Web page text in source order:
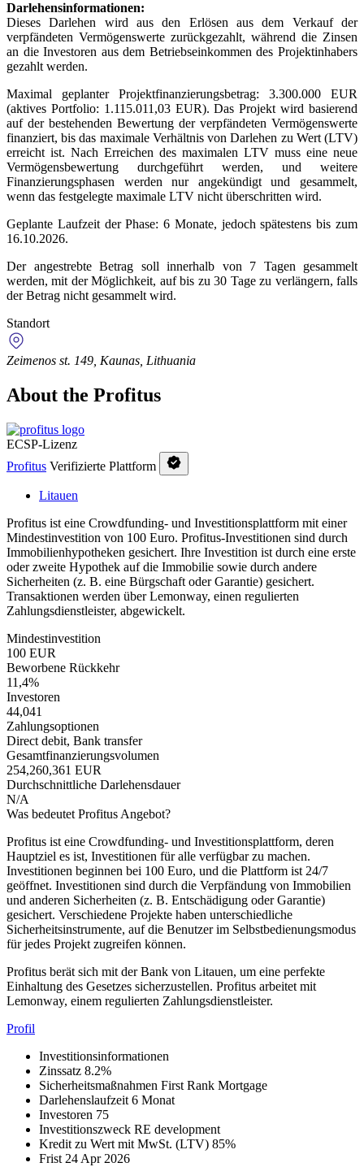
Darlehensinformationen:
Dieses Darlehen wird aus den Erlösen aus dem Verkauf der
verpfändeten Vermögenswerte zurückgezahlt, während die Zinsen
an die Investoren aus dem Betriebseinkommen des Projektinhabers
gezahlt werden.
Maximal geplanter Projektfinanzierungsbetrag: 3.300.000 EUR
(aktives Portfolio: 1.115.011,03 EUR). Das Projekt wird basierend
auf der bestehenden Bewertung der verpfändeten Vermögenswerte
finanziert, bis das maximale Verhältnis von Darlehen zu Wert (LTV)
erreicht ist. Nach Erreichen des maximalen LTV muss eine neue
Vermögensbewertung durchgeführt werden, und weitere
Finanzierungsphasen werden nur angekündigt und gesammelt,
wenn das festgelegte maximale LTV nicht überschritten wird.
Geplante Laufzeit der Phase: 6 Monate, jedoch spätestens bis zum
16.10.2026.
Der angestrebte Betrag soll innerhalb von 7 Tagen gesammelt
werden, mit der Möglichkeit, auf bis zu 30 Tage zu verlängern, falls
der Betrag nicht gesammelt wird.
Standort
Zeimenos st. 149, Kaunas, Lithuania
About the Profitus
ECSP-Lizenz
Profitus Verifizierte Plattform
Litauen
Profitus ist eine Crowdfunding- und Investitionsplattform mit einer
Mindestinvestition von 100 Euro. Profitus-Investitionen sind durch
Immobilienhypotheken gesichert. Ihre Investition ist durch eine erste
oder zweite Hypothek auf die Immobilie sowie durch andere
Sicherheiten (z. B. eine Bürgschaft oder Garantie) gesichert.
Transaktionen werden über Lemonway, einen regulierten
Zahlungsdienstleister, abgewickelt.
Mindestinvestition
100 EUR
Beworbene Rückkehr
11,4%
Investoren
44,041
Zahlungsoptionen
Direct debit, Bank transfer
Gesamtfinanzierungsvolumen
254,260,361 EUR
Durchschnittliche Darlehensdauer
N/A
Was bedeutet Profitus Angebot?
Profitus ist eine Crowdfunding- und Investitionsplattform, deren
Hauptziel es ist, Investitionen für alle verfügbar zu machen.
Investitionen beginnen bei 100 Euro, und die Plattform ist 24/7
geöffnet. Investitionen sind durch die Verpfändung von Immobilien
und anderen Sicherheiten (z. B. Entschädigung oder Garantie)
gesichert. Verschiedene Projekte haben unterschiedliche
Sicherheitsinstrumente, auf die Benutzer im Selbstbedienungsmodus
für jedes Projekt zugreifen können.
Profitus berät sich mit der Bank von Litauen, um eine perfekte
Einhaltung des Gesetzes sicherzustellen. Profitus arbeitet mit
Lemonway, einem regulierten Zahlungsdienstleister.
Profil
Investitionsinformationen
Zinssatz 8.2%
Sicherheitsmaßnahmen First Rank Mortgage
Darlehenslaufzeit 6 Monat
Investoren 75
Investitionszweck RE development
Kredit zu Wert mit MwSt. (LTV) 85%
Frist 24 Apr 2026